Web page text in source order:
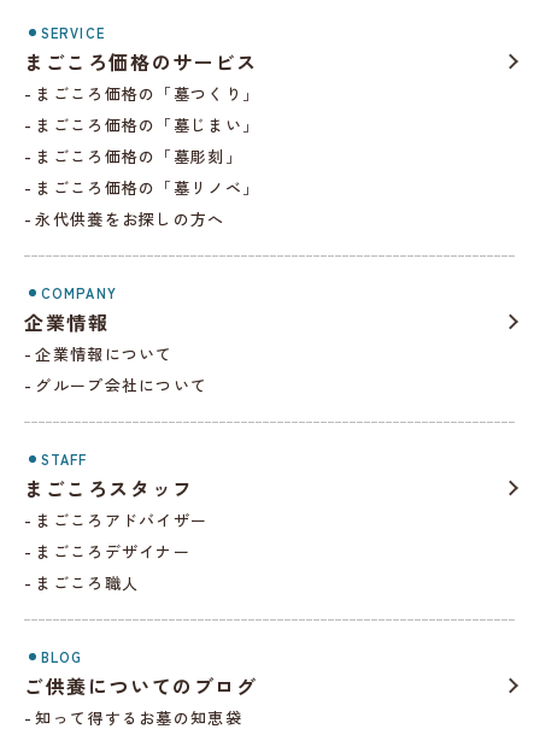
SERVICE
まごころ価格のサービス
まごころ価格の「墓つくり」
まごころ価格の「墓じまい」
まごころ価格の「墓彫刻」
まごころ価格の「墓リノベ」
永代供養をお探しの方へ
COMPANY
企業情報
企業情報について
グループ会社について
STAFF
まごころスタッフ
まごころアドバイザー
まごころデザイナー
まごころ職人
BLOG
ご供養についてのブログ
知って得するお墓の知恵袋